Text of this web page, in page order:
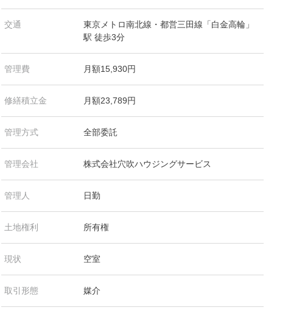
交通
東京メトロ南北線・都営三田線「白金高輪」
駅 徒歩3分
管理費 月額15,930円
修繕積立金 月額23,789円
管理方式 全部委託
管理会社 株式会社穴吹ハウジングサービス
管理人 日勤
土地権利 所有権
現状 空室
取引形態 媒介